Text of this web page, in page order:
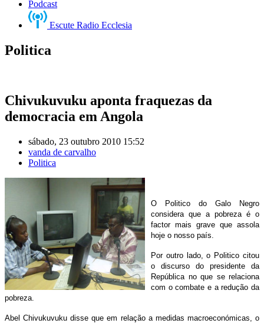
Podcast
Escute Radio Ecclesia
Politica
Chivukuvuku aponta fraquezas da
democracia em Angola
sábado, 23 outubro 2010 15:52
vanda de carvalho
Politica
O Politico do Galo Negro
considera que a pobreza é o
factor mais grave que assola
hoje o nosso país.
Por outro lado, o Politico citou
o discurso do presidente da
República no que se relaciona
com o combate e a redução da
pobreza.
Abel Chivukuvuku disse que em relação a medidas macroeconómicas, o